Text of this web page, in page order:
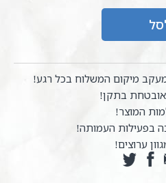
מיקום המשלוח בכל רגע!
המוצר!
בפעילות העמותה!
ערוצים!